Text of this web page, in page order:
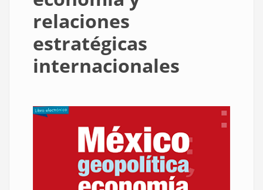
relaciones
estratégicas
internacionales